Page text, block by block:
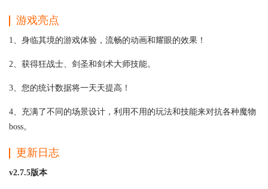
游戏亮点
1、身临其境的游戏体验，流畅的动画和耀眼的效果！
2、获得狂战士、剑圣和剑术大师技能。
3、您的统计数据将一天天提高！
4、充满了不同的场景设计，利用不用的玩法和技能来对抗各种魔物
boss。
更新日志
v2.7.5版本